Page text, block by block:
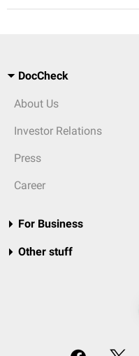
DocCheck
About Us
Investor Relations
Press
Career
For Business
Other stuff